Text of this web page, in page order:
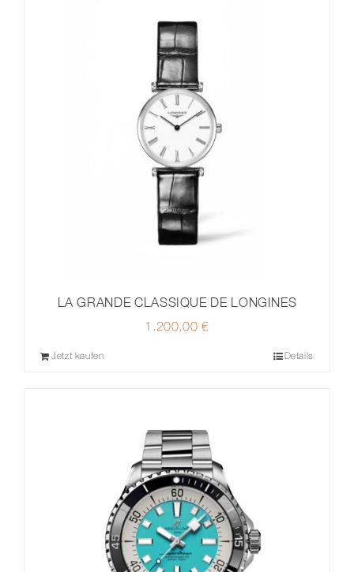
LA GRANDE CLASSIQUE DE LONGINES
1.200,00€
Jetzt kaufen Details